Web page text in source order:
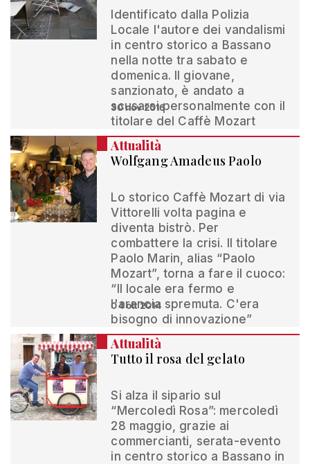
Identificato dalla Polizia
Locale l'autore dei vandalismi
in centro storico a Bassano
nella notte tra sabato e
domenica. Il giovane,
sanzionato, è andato a
scusarsi personalmente con il
titolare del Caffè Mozart
30 nov 2016
Attualità
Wolfgang Amadeus Paolo
Lo storico Caffè Mozart di via
Vittorelli volta pagina e
diventa bistrò. Per
combattere la crisi. Il titolare
Paolo Marin, alias “Paolo
Mozart”, torna a fare il cuoco:
“Il locale era fermo e
l'arancia spremuta. C'era
bisogno di innovazione”
04 ott 2014
Attualità
Tutto il rosa del gelato
Si alza il sipario sul
“Mercoledì Rosa”: mercoledì
28 maggio, grazie ai
commercianti, serata-evento
in centro storico a Bassano in